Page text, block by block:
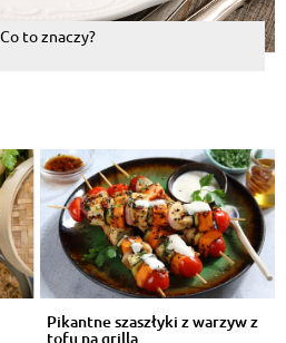
to znaczy?
Pikantne szaszłyki z warzyw z
tofu na grilla